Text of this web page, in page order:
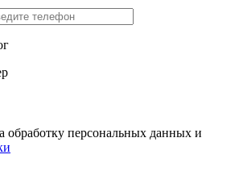
обработку персональных данных и